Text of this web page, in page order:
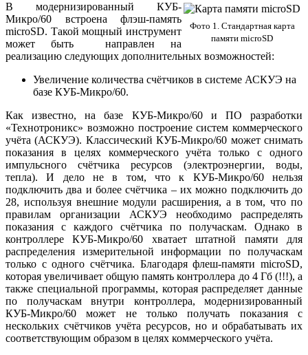
Фото 1. Стандартная карта
памяти microSD
В модернизированный КУБ-
Микро/60 встроена флэш-память
microSD. Такой мощный инструмент
может быть направлен на
реализацию следующих дополнительных возможностей:
Увеличение количества счётчиков в системе АСКУЭ на
базе КУБ-Микро/60.
Как известно, на базе КУБ-Микро/60 и ПО разработки
«Технотроникс» возможно построение систем коммерческого
учёта (АСКУЭ). Классический КУБ-Микро/60 может снимать
показания в целях коммерческого учёта только с одного
импульсного счётчика ресурсов (электроэнергии, воды,
тепла). И дело не в том, что к КУБ-Микро/60 нельзя
подключить два и более счётчика – их можно подключить до
28, используя внешние модули расширения, а в том, что по
правилам организации АСКУЭ необходимо распределять
показания с каждого счётчика по получаскам. Однако в
контроллере КУБ-Микро/60 хватает штатной памяти для
распределения измерительной информации по получаскам
только с одного счётчика. Благодаря флеш-памяти microSD,
которая увеличивает общую память контроллера до 4 Гб (!!!), а
также специальной программы, которая распределяет данные
по получаскам внутри контроллера, модернизированный
КУБ-Микро/60 может не только получать показания с
нескольких счётчиков учёта ресурсов, но и обрабатывать их
соответствующим образом в целях коммерческого учёта.